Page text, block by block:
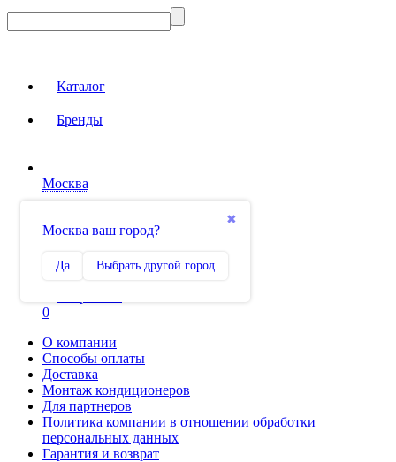
Каталог
Бренды
Москва
✖
Москва ваш город?
Да Выбрать другой город
Сравнение
0
О компании
Способы оплаты
Доставка
Монтаж кондиционеров
Для партнеров
Политика компании в отношении обработки
персональных данных
Гарантия и возврат